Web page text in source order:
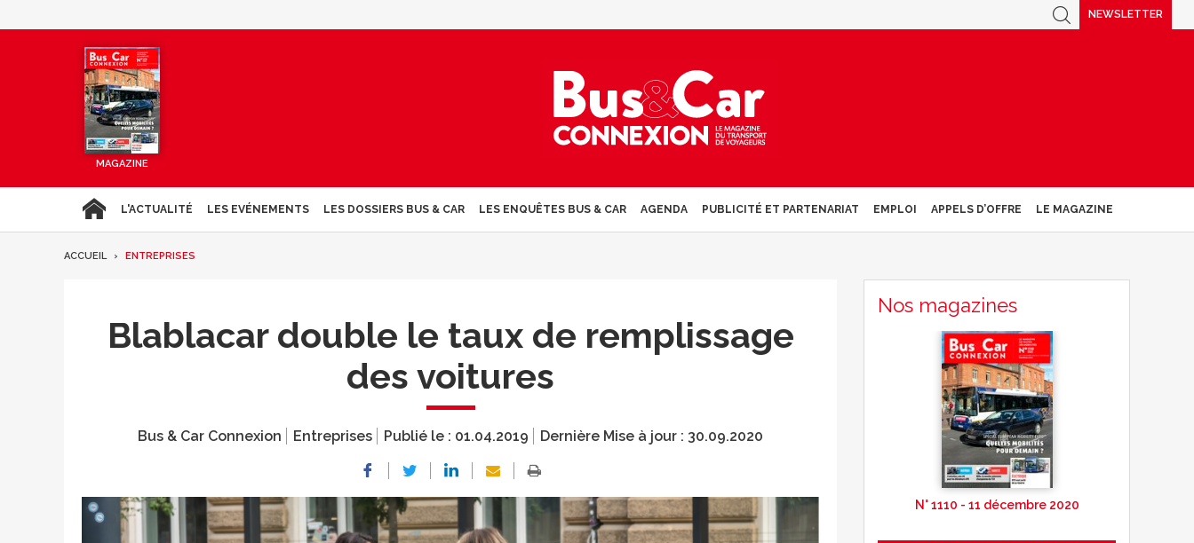
NEWSLETTER
MAGAZINE
L'ACTUALITÉ LES EVÉNEMENTS LES DOSSIERS BUS & CAR LES ENQUÊTES BUS & CAR AGENDA PUBLICITÉ ET PARTENARIAT EMPLOI APPELS D’OFFRE LE MAGAZINE
ACCUEIL ENTREPRISES
Blablacar double le taux de remplissage
des voitures
Bus & Car Connexion Entreprises Publié le : 01.04.2019 Dernière Mise à jour : 30.09.2020
Nos magazines
N° 1110 - 11 décembre 2020